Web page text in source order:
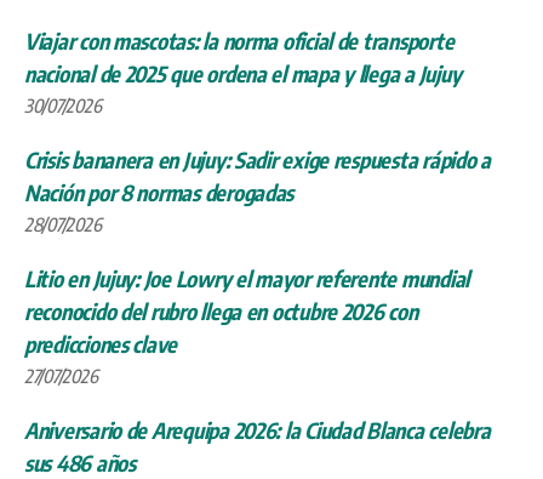
Viajar con mascotas: la norma oficial de transporte
nacional de 2025 que ordena el mapa y llega a Jujuy
30/07/2026
Crisis bananera en Jujuy: Sadir exige respuesta rápido a
Nación por 8 normas derogadas
28/07/2026
Litio en Jujuy: Joe Lowry el mayor referente mundial
reconocido del rubro llega en octubre 2026 con
predicciones clave
27/07/2026
Aniversario de Arequipa 2026: la Ciudad Blanca celebra
sus 486 años